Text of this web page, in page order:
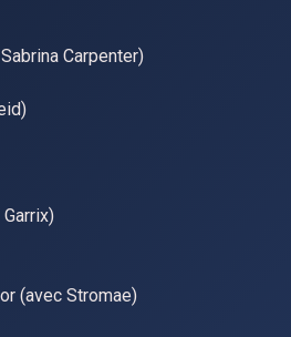
Carpenter)
(avec Stromae)